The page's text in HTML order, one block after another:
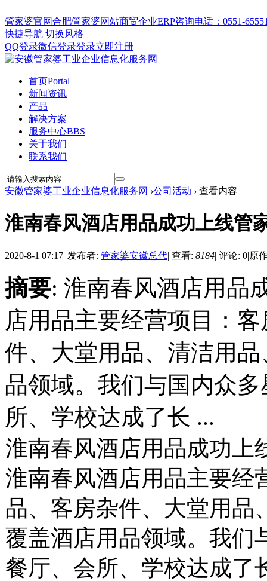
管家婆官网合肥管家婆网站商贸企业ERP咨询电话：0551-
快捷导航 切换风格
QQ登录微信登录登录立即注册
首页Portal
新闻资讯
产品
解决方案
服务中心BBS
关于我们
联系我们
安徽管家婆工业企业信息化服务网 ›公司活动 › 查看内容
淮南春风酒店用品成功上线管
2020-8-1 07:17| 发布者: 管家婆安徽总代| 查看: 8184| 评论: 0|原
摘要: 淮南春风酒店用品
店用品主要经营项目：
件、大堂用品、清洁用
品领域。我们与国内众
所、学校达成了长 ...
淮南春风酒店用品成功上
淮南春风酒店用品主要经
品、客房杂件、大堂用品
覆盖酒店用品领域。我们
餐厅、会所、学校达成了